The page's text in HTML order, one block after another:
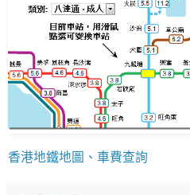
香港地鐵地圖、車費查詢